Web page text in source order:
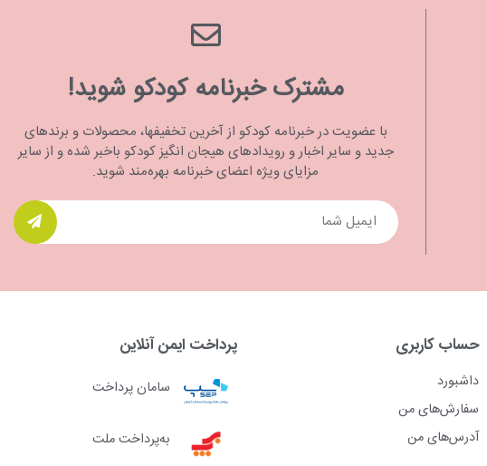
مشترک خبرنامه کودکو شوید!
با عضویت در خبرنامه کودکو از آخرین تخفیفها، محصولات و برندهای
جدید و سایر اخبار و رویدادهای هیجان انگیز کودکو باخبر شده و از سایر
مزایای ویژه اعضای خبرنامه بهره‌مند شوید.
حساب کاربری
داشبورد
سفارش‌های من
آدرس‌های من
پرداخت ایمن آنلاین
سامان پرداخت
به‌پرداخت ملت